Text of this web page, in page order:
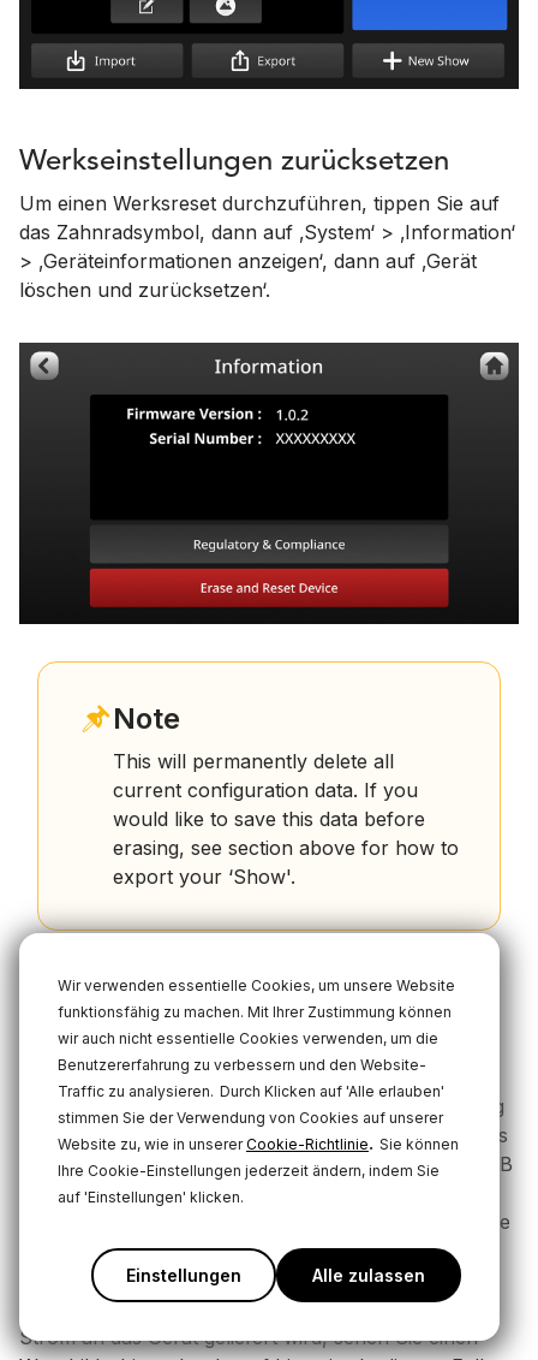
Wir verwenden essentielle Cookies, um unsere Website
funktionsfähig zu machen. Mit Ihrer Zustimmung können
wir auch nicht essentielle Cookies verwenden, um die
Benutzererfahrung zu verbessern und den Website-
Traffic zu analysieren. Durch Klicken auf 'Alle erlauben'
stimmen Sie der Verwendung von Cookies auf unserer
Website zu, wie in unsererCookie-Richtlinie. Sie können
Ihre Cookie-Einstellungen jederzeit ändern, indem Sie
auf 'Einstellungen' klicken.
Einstellungen Alle zulassen
Werkseinstellungen zurücksetzen
Um einen Werksreset durchzuführen, tippen Sie auf
das Zahnradsymbol, dann auf ‚System‘ > ‚Information‘
> ‚Geräteinformationen anzeigen‘, dann auf ‚Gerät
löschen und zurücksetzen‘.
Note
This will permanently delete all
current configuration data. If you
would like to save this data before
erasing, see section above for how to
export your ‘Show'.
Stromversorgung des RØDECaster
Pro II
Der RØDECaster Pro II wird mit einem Netzteil
geliefert. Schließen Sie dieses an den USB-C Eingang
neben dem roten Knopf auf der Rückseite des Geräts
an, um Strom zu liefern. Er kann auch von einer USB
Powerbank betrieben werden, solange diese in der
Lage ist, 30W USB-C PD (15V, 2A) bereitzustellen. Sie
erhalten ungefähr eine Stunde Betrieb pro 10W/h
Kapazität, sodass ein hochwertiger Akku Ihnen etwa
zehn Stunden Strom liefert. Wenn nicht genügend
Strom an das Gerät geliefert wird, sehen Sie einen